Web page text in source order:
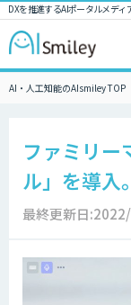
DXを推進するAIポータルメデ
AI・人工知能のAIsmiley TOP
ファミリー
ル」を導入
最終更新日